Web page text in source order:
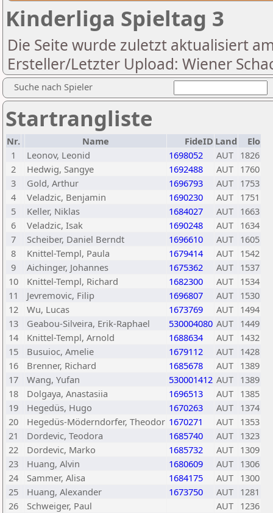
Kinderliga Spieltag 3
Die Seite wurde zuletzt aktualisiert
Ersteller/Letzter Upload: Wiener
Suche nach Spieler
Startrangliste
Nr. Name FideID Land
Elo
1
Leonov, Leonid 1698052 AUT 1826
2
Hedwig, Sangye 1692488 AUT 1760
3
Gold, Arthur 1696793 AUT 1753
4
Veladzic, Benjamin 1690230 AUT 1751
5
Keller, Niklas 1684027 AUT 1663
6
Veladzic, Isak 1690248 AUT 1634
7
Scheiber, Daniel Berndt 1696610 AUT 1605
8
Knittel-Templ, Paula 1679414 AUT 1542
9
Aichinger, Johannes 1675362 AUT 1537
10
Knittel-Templ, Richard 1682300 AUT 1534
11
Jevremovic, Filip 1696807 AUT 1530
12
Wu, Lucas 1673769 AUT 1494
13
Geabou-Silveira, Erik-Raphael 530004080 AUT 1449
14
Knittel-Templ, Arnold 1688634 AUT 1432
15
Busuioc, Amelie 1679112 AUT 1428
16
Brenner, Richard 1685678 AUT 1389
17
Wang, Yufan 530001412 AUT 1389
18
Dolgaya, Anastasiia 1696513 AUT 1385
19
Hegedüs, Hugo 1670263 AUT 1374
20
Hegedüs-Möderndorfer, Theodor 1670271 AUT 1353
21
Dordevic, Teodora 1685740 AUT 1323
22
Dordevic, Marko 1685732 AUT 1309
23
Huang, Alvin 1680609 AUT 1306
24
Sammer, Alisa 1684175 AUT 1300
25
Huang, Alexander 1673750 AUT 1281
26
Schweiger, Paul AUT 1236